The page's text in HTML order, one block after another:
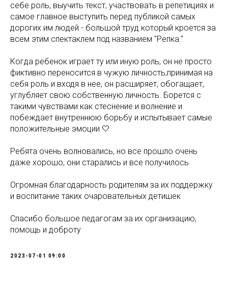
себе роль, выучить текст, участвовать в репетициях и
самое главное выступить перед публикой самых
дорогих им людей - большой труд который кроется за
всем этим спектаклем под названием "Репка."
Когда ребенок играет ту или иную роль, он не просто
фиктивно переносится в чужую личность,принимая на
себя роль и входя в нее, он расширяет, обогащает,
углубляет свою собственную личность. Борется с
такими чувствами как стеснение и волнение и
побеждает внутреннюю борьбу и испытывает самые
положительные эмоции 🤍
Ребята очень волновались, но все прошло очень
даже хорошо, они старались и все получилось
Огромная благодарность родителям за их поддержку
и воспитание таких очаровательных детишек
Спасибо большое педагогам за их организацию,
помощь и доброту
2023-07-01 09:00